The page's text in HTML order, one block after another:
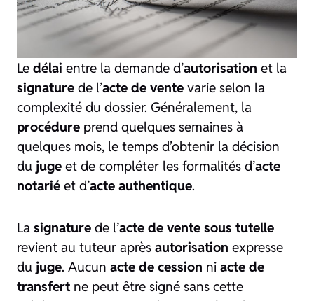
Le délai entre la demande d’autorisation et la
signature de l’acte de vente varie selon la
complexité du dossier. Généralement, la
procédure prend quelques semaines à
quelques mois, le temps d’obtenir la décision
du juge et de compléter les formalités d’acte
notarié et d’acte authentique.
La signature de l’acte de vente sous tutelle
revient au tuteur après autorisation expresse
du juge. Aucun acte de cession ni acte de
transfert ne peut être signé sans cette